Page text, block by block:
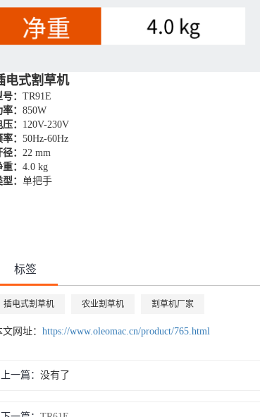
电式割草机
： TR91E
： 850W
压： 120V-230V
： 50Hz-60Hz
： 22 mm
： 4.0 kg
： 单把手
标签
插电式割草机 农业割草机 割草机厂家
文网址： https://www.oleomac.cn/product/765.html
上一篇： 没有了